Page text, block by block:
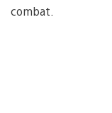
combat.